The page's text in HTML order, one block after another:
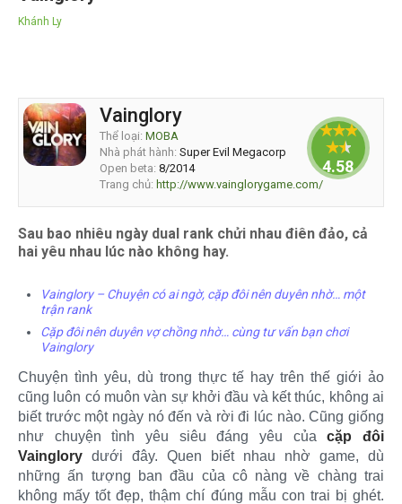
Khánh Ly
Vainglory
Thể loại: MOBA
Nhà phát hành: Super Evil Megacorp
Open beta: 8/2014
Trang chủ: http://www.vainglorygame.com/
4.58333
Sau bao nhiêu ngày dual rank chửi nhau điên đảo, cả
hai yêu nhau lúc nào không hay.
Vainglory – Chuyện có ai ngờ, cặp đôi nên duyên nhờ… một
trận rank
Cặp đôi nên duyên vợ chồng nhờ… cùng tư vấn bạn chơi
Vainglory
Chuyện tình yêu, dù trong thực tế hay trên thế giới ảo
cũng luôn có muôn vàn sự khởi đầu và kết thúc, không ai
biết trước một ngày nó đến và rời đi lúc nào. Cũng giống
như chuyện tình yêu siêu đáng yêu củacặp đôi
Vainglory dưới đây. Quen biết nhau nhờ game, dù
những ấn tượng ban đầu của cô nàng về chàng trai
không mấy tốt đẹp, thậm chí đúng mẫu con trai bị ghét.